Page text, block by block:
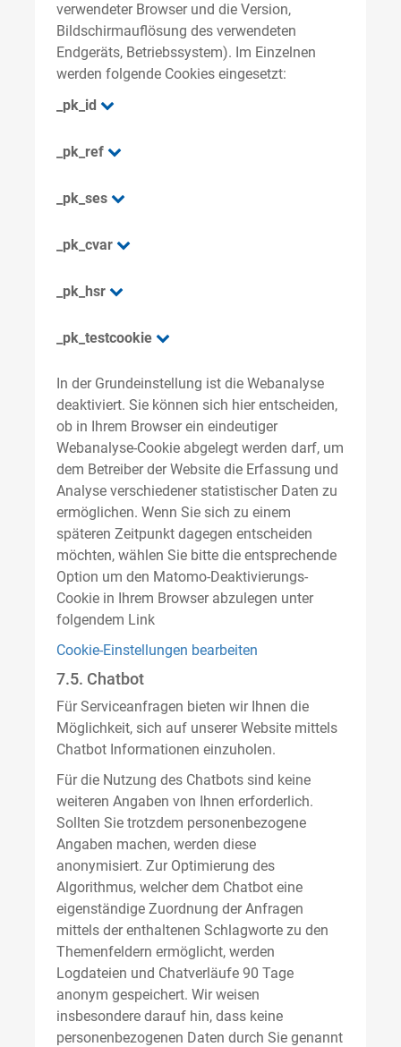
verwendeter Browser und die Version,
Bildschirmauflösung des verwendeten
Endgeräts, Betriebssystem). Im Einzelnen
werden folgende Cookies eingesetzt:
_pk_id
_pk_ref
_pk_ses
_pk_cvar
_pk_hsr
_pk_testcookie
In der Grundeinstellung ist die Webanalyse
deaktiviert. Sie können sich hier entscheiden,
ob in Ihrem Browser ein eindeutiger
Webanalyse-Cookie abgelegt werden darf, um
dem Betreiber der Website die Erfassung und
Analyse verschiedener statistischer Daten zu
ermöglichen. Wenn Sie sich zu einem
späteren Zeitpunkt dagegen entscheiden
möchten, wählen Sie bitte die entsprechende
Option um den Matomo-Deaktivierungs-
Cookie in Ihrem Browser abzulegen unter
folgendem Link
Cookie-Einstellungen bearbeiten
7.5. Chatbot
Für Serviceanfragen bieten wir Ihnen die
Möglichkeit, sich auf unserer Website mittels
Chatbot Informationen einzuholen.
Für die Nutzung des Chatbots sind keine
weiteren Angaben von Ihnen erforderlich.
Sollten Sie trotzdem personenbezogene
Angaben machen, werden diese
anonymisiert. Zur Optimierung des
Algorithmus, welcher dem Chatbot eine
eigenständige Zuordnung der Anfragen
mittels der enthaltenen Schlagworte zu den
Themenfeldern ermöglicht, werden
Logdateien und Chatverläufe 90 Tage
anonym gespeichert. Wir weisen
insbesondere darauf hin, dass keine
personenbezogenen Daten durch Sie genannt